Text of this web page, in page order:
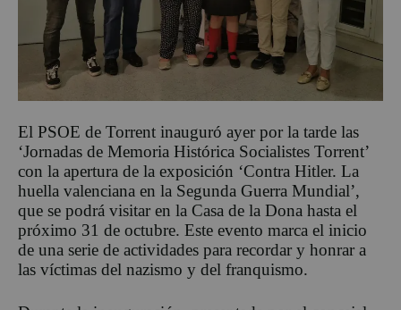
El PSOE de Torrent inauguró ayer por la tarde las
‘Jornadas de Memoria Histórica Socialistes Torrent’
con la apertura de la exposición ‘Contra Hitler. La
huella valenciana en la Segunda Guerra Mundial’,
que se podrá visitar en la Casa de la Dona hasta el
próximo 31 de octubre. Este evento marca el inicio
de una serie de actividades para recordar y honrar a
las víctimas del nazismo y del franquismo.